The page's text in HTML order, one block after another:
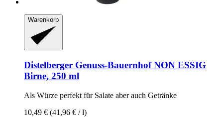
Warenkorb
Distelberger Genuss-BauernhofNON ESSIG
Birne, 250 ml
Als Würze perfekt für Salate aber auch Getränke
10,49 € (41,96 € / l)